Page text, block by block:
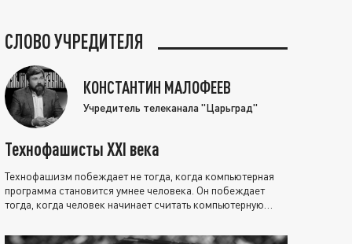
СЛОВО УЧРЕДИТЕЛЯ
КОНСТАНТИН МАЛОФЕЕВ
Учредитель телеканала "Царьград"
Технофашисты XXI века
Технофашизм побеждает не тогда, когда компьютерная
программа становится умнее человека. Он побеждает
тогда, когда человек начинает считать компьютерную